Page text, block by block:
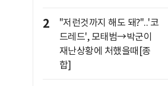
2
"저런것까지 해도 돼?"..'코
드레드', 모태범→박군이
재난상황에 처했을때[종
합]